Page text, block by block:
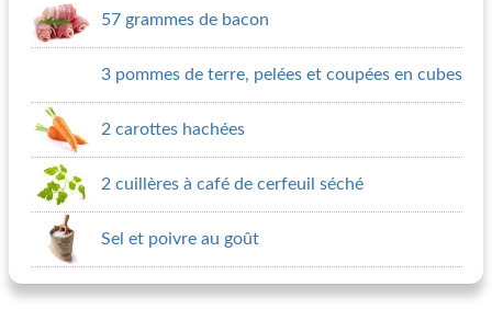
57 grammes de bacon
3 pommes de terre, pelées et coupées en cubes
2 carottes hachées
2 cuillères à café de cerfeuil séché
Sel et poivre au goût